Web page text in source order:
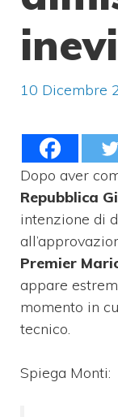
10 Dicembre
Dopo aver
Repubblica
intenzione di
Premier
appare
momento in
tecnico.
Spiega Monti: